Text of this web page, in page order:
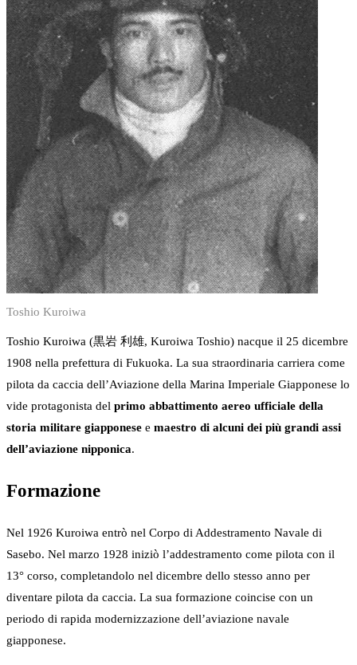
Toshio Kuroiwa
Toshio Kuroiwa (黒岩 利雄, Kuroiwa Toshio) nacque il 25 dicembre
1908 nella prefettura di Fukuoka. La sua straordinaria carriera come
pilota da caccia dell’Aviazione della Marina Imperiale Giapponese lo
vide protagonista del primo abbattimento aereo ufficiale della
storia militare giapponese e maestro di alcuni dei più grandi assi
dell’aviazione nipponica.
Formazione
Nel 1926 Kuroiwa entrò nel Corpo di Addestramento Navale di
Sasebo. Nel marzo 1928 iniziò l’addestramento come pilota con il
13° corso, completandolo nel dicembre dello stesso anno per
diventare pilota da caccia. La sua formazione coincise con un
periodo di rapida modernizzazione dell’aviazione navale
giapponese.